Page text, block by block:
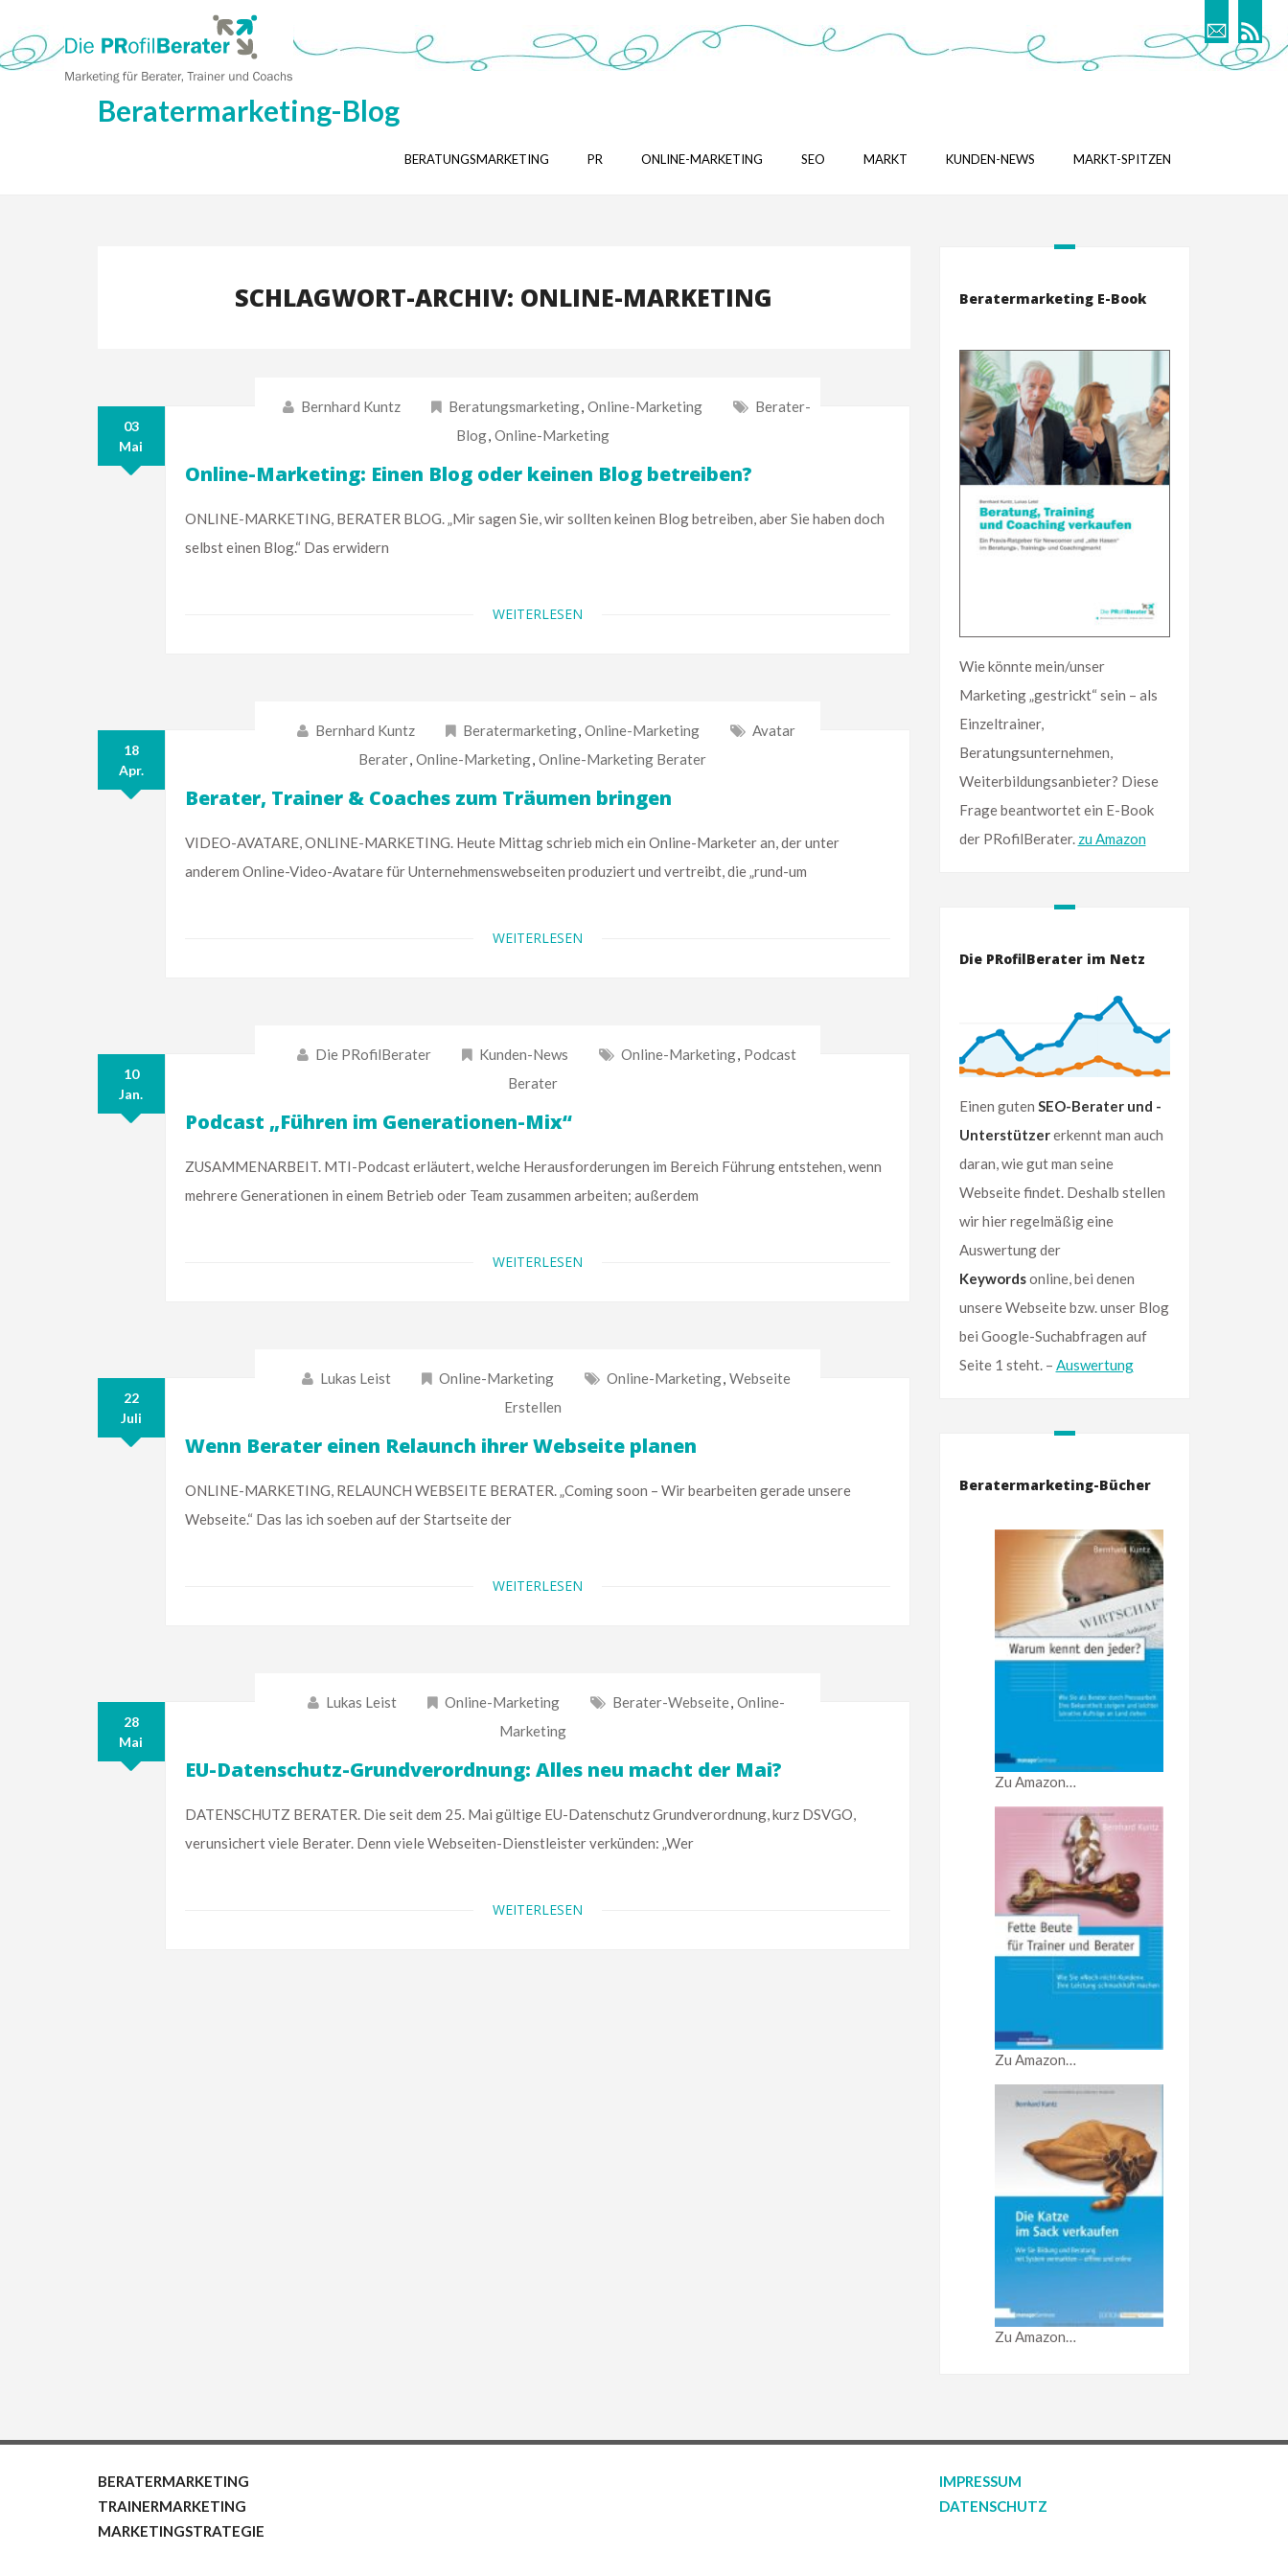
Beratermarketing-Blog
BERATUNGSMARKETING PR ONLINE-MARKETING SEO MARKT KUNDEN-NEWS MARKT-SPITZEN
SCHLAGWORT-ARCHIV: ONLINE-MARKETING
03
Mai
Bernhard Kuntz Beratungsmarketing, Online-Marketing
Berater-
Blog, Online-Marketing
Online-Marketing: Einen Blog oder keinen Blog betreiben?
ONLINE-MARKETING, BERATER BLOG. „Mir sagen Sie, wir sollten keinen Blog betreiben, aber Sie haben doch
selbst einen Blog.“ Das erwidern
WEITERLESEN
18
Apr.
Bernhard Kuntz Beratermarketing, Online-Marketing
Avatar
Berater, Online-Marketing, Online-Marketing Berater
Berater, Trainer & Coaches zum Träumen bringen
VIDEO-AVATARE, ONLINE-MARKETING. Heute Mittag schrieb mich ein Online-Marketer an, der unter
anderem Online-Video-Avatare für Unternehmenswebseiten produziert und vertreibt, die „rund-um
WEITERLESEN
10
Jan.
Die PRofilBerater Kunden-News Online-Marketing, Podcast
Berater
Podcast „Führen im Generationen-Mix“
ZUSAMMENARBEIT. MTI-Podcast erläutert, welche Herausforderungen im Bereich Führung entstehen, wenn
mehrere Generationen in einem Betrieb oder Team zusammen arbeiten; außerdem
WEITERLESEN
22
Juli
Lukas Leist Online-Marketing Online-Marketing, Webseite
Erstellen
Wenn Berater einen Relaunch ihrer Webseite planen
ONLINE-MARKETING, RELAUNCH WEBSEITE BERATER. „Coming soon – Wir bearbeiten gerade unsere
Webseite.“ Das las ich soeben auf der Startseite der
WEITERLESEN
28
Mai
Lukas Leist Online-Marketing Berater-Webseite, Online-
Marketing
EU-Datenschutz-Grundverordnung: Alles neu macht der Mai?
DATENSCHUTZ BERATER. Die seit dem 25. Mai gültige EU-Datenschutz Grundverordnung, kurz DSVGO,
verunsichert viele Berater. Denn viele Webseiten-Dienstleister verkünden: „Wer
WEITERLESEN
Beratermarketing E-Book
Wie könnte mein/unser
Marketing „gestrickt“ sein – als
Einzeltrainer,
Beratungsunternehmen,
Weiterbildungsanbieter? Diese
Frage beantwortet ein E-Book
der PRofilBerater. zu Amazon
Die PRofilBerater im Netz
Einen guten SEO-Berater und -
Unterstützererkennt man auch
daran, wie gut man seine
Webseite findet. Deshalb stellen
wir hier regelmäßig eine
Auswertung der
Keywordsonline, bei denen
unsere Webseite bzw. unser Blog
bei Google-Suchabfragen auf
Seite 1 steht. – Auswertung
Beratermarketing-Bücher
Zu Amazon…
Zu Amazon…
Zu Amazon…
BERATERMARKETING
TRAINERMARKETING
MARKETINGSTRATEGIE
IMPRESSUM
DATENSCHUTZ